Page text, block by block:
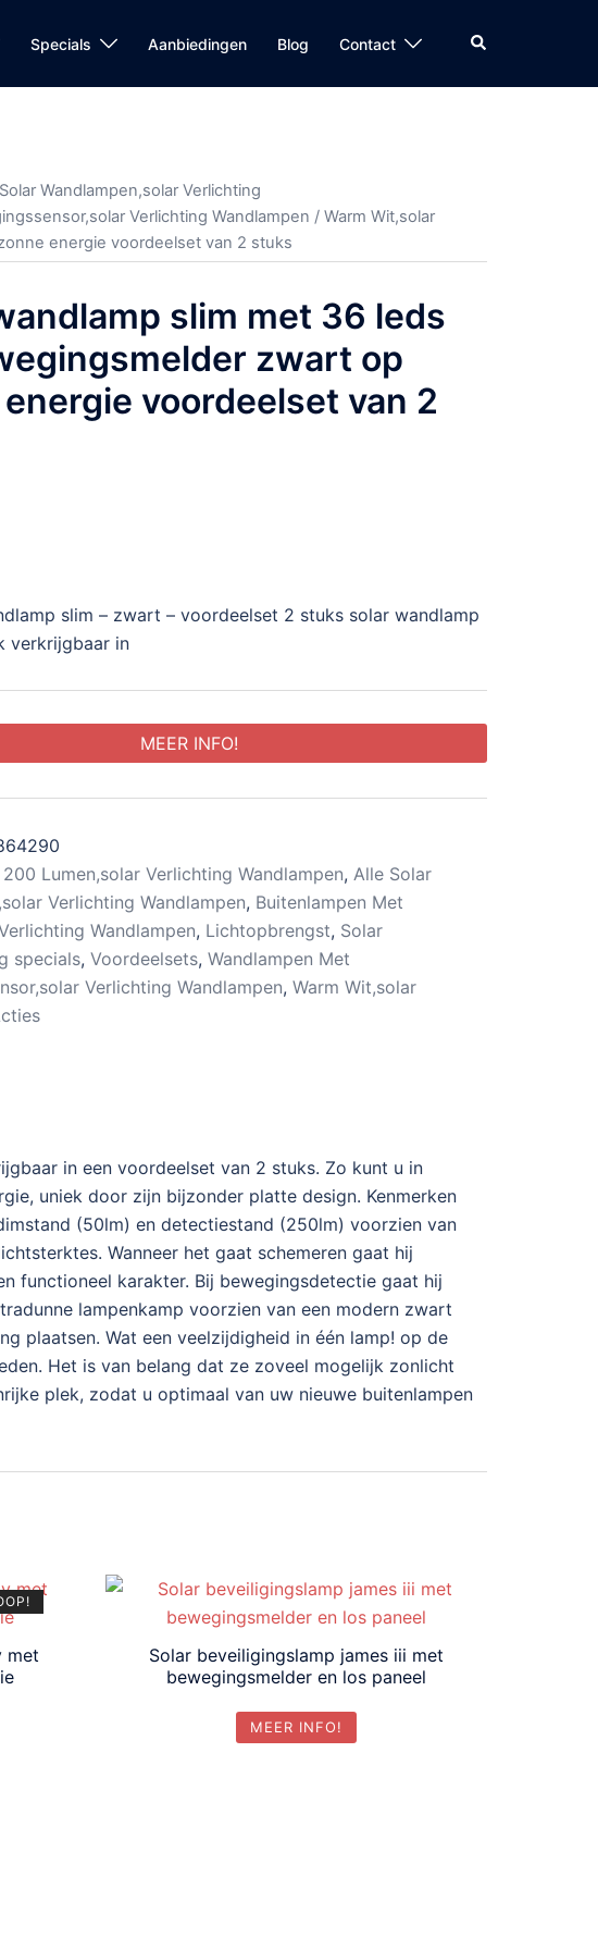
Specials Aanbiedingen Blog Contact Zoeken
Wandlampen,solar Verlichting
Verlichting Wandlampen / Warm Wit,solar
energie voordeelset van 2 stuks
slim met 36 leds
zwart op
voordeelset van 2
slim – zwart – voordeelset 2 stuks solar wandlamp
verkrijgbaar in
MEER INFO!
200 Lumen,solar Verlichting Wandlampen, Alle Solar
Verlichting Wandlampen, Buitenlampen Met
Wandlampen, Lichtopbrengst, Solar
specials, Voordeelsets, Wandlampen Met
Verlichting Wandlampen, Warm Wit,solar
in een voordeelset van 2 stuks. Zo kunt u in
uniek door zijn bijzonder platte design. Kenmerken
(50lm) en detectiestand (250lm) voorzien van
Wanneer het gaat schemeren gaat hij
functioneel karakter. Bij bewegingsdetectie gaat hij
lampenkamp voorzien van een modern zwart
plaatsen. Wat een veelzijdigheid in één lamp! op de
Het is van belang dat ze zoveel mogelijk zonlicht
plek, zodat u optimaal van uw nieuwe buitenlampen
met
Solar beveiligingslamp james iii met
bewegingsmelder en los paneel
MEER INFO!